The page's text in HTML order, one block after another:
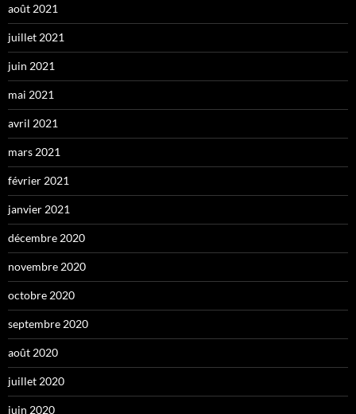
août 2021
juillet 2021
juin 2021
mai 2021
avril 2021
mars 2021
février 2021
janvier 2021
décembre 2020
novembre 2020
octobre 2020
septembre 2020
août 2020
juillet 2020
juin 2020